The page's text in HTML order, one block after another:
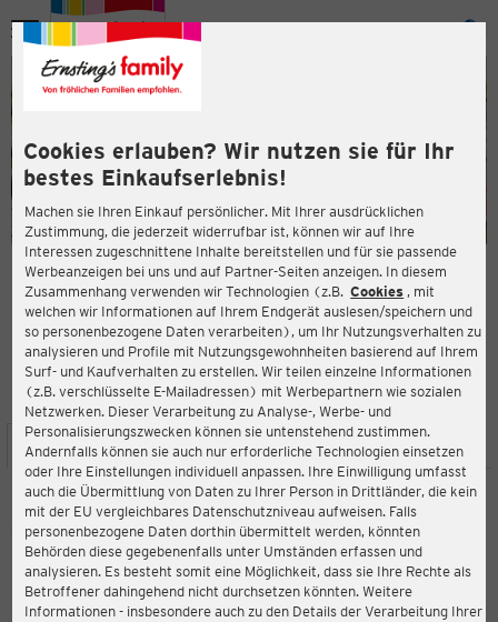
Cookies erlauben? Wir nutzen sie für Ihr
bestes Einkaufserlebnis!
Machen sie Ihren Einkauf persönlicher. Mit Ihrer ausdrücklichen
Zustimmung, die jederzeit widerrufbar ist, können wir auf Ihre
Interessen zugeschnittene Inhalte bereitstellen und für sie passende
Werbeanzeigen bei uns und auf Partner-Seiten anzeigen. In diesem
Zusammenhang verwenden wir Technologien (z.B. Cookies , mit
welchen wir Informationen auf Ihrem Endgerät auslesen/speichern und
so personenbezogene Daten verarbeiten), um Ihr Nutzungsverhalten zu
analysieren und Profile mit Nutzungsgewohnheiten basierend auf Ihrem
Surf- und Kaufverhalten zu erstellen. Wir teilen einzelne Informationen
(z.B. verschlüsselte E-Mailadressen) mit Werbepartnern wie sozialen
Netzwerken. Dieser Verarbeitung zu Analyse-, Werbe- und
Personalisierungszwecken können sie untenstehend zustimmen.
Andernfalls können sie auch nur erforderliche Technologien einsetzen
oder Ihre Einstellungen individuell anpassen. Ihre Einwilligung umfasst
auch die Übermittlung von Daten zu Ihrer Person in Drittländer, die kein
mit der EU vergleichbares Datenschutzniveau aufweisen. Falls
personenbezogene Daten dorthin übermittelt werden, könnten
Behörden diese gegebenenfalls unter Umständen erfassen und
analysieren. Es besteht somit eine Möglichkeit, dass sie Ihre Rechte als
Betroffener dahingehend nicht durchsetzen könnten. Weitere
Informationen - insbesondere auch zu den Details der Verarbeitung Ihrer
Menü
ERNSTING'S FAMILY FILIALE
Holztorstr. 60
31157 Sarstedt
4,1
Bewertung:
STANDORT SERVICES SORTIMENT AKTIONEN
Ernsting's family
Holztorstr. 60, 31157 Sarstedt